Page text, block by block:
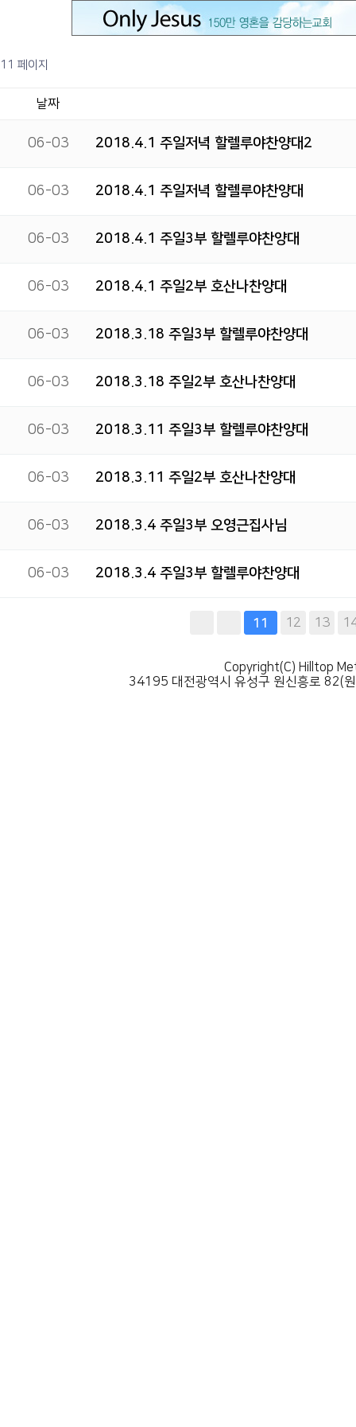
11 페이지
날짜
06-03 2018.4.1 주일저녁 할렐루야찬양대2
06-03 2018.4.1 주일저녁 할렐루야찬양대
06-03 2018.4.1 주일3부 할렐루야찬양대
06-03 2018.4.1 주일2부 호산나찬양대
06-03 2018.3.18 주일3부 할렐루야찬양대
06-03 2018.3.18 주일2부 호산나찬양대
06-03 2018.3.11 주일3부 할렐루야찬양대
06-03 2018.3.11 주일2부 호산나찬양대
06-03 2018.3.4 주일3부 오영근집사님
06-03 2018.3.4 주일3부 할렐루야찬양대
11 12 13
Copyright(C) Hilltop
34195 대전광역시 유성구 원신흥로